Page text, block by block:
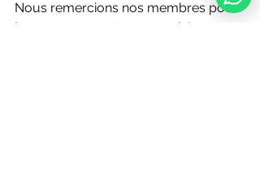
Nous remercions nos membres pour
leur engagement personnel, leur